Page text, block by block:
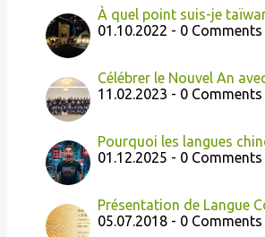
À quel point suis-je
01.10.2022 - 0 Comments
Célébrer le Nouvel An
11.02.2023 - 0 Comments
Pourquoi les langues
01.12.2025 - 0 Comments
Présentation de Langue
05.07.2018 - 0 Comments